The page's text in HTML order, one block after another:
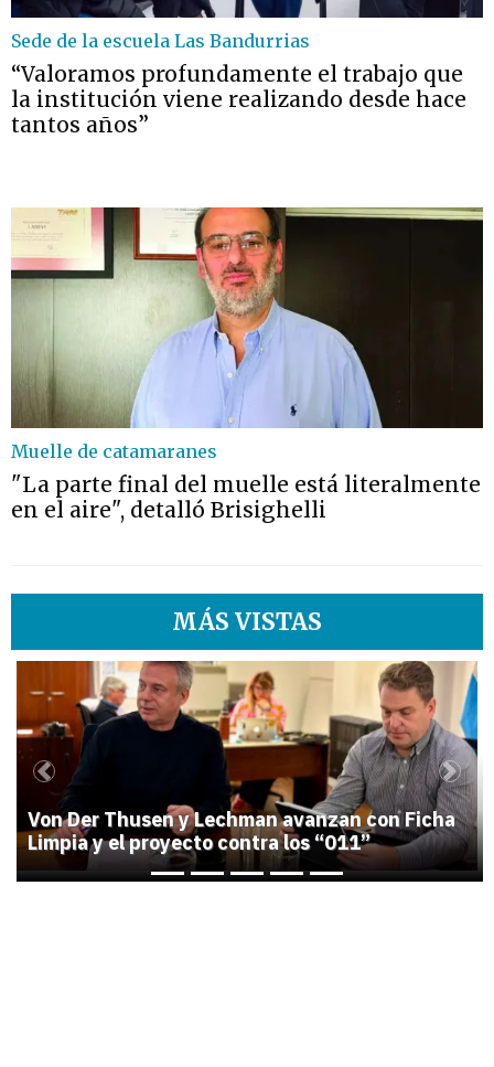
Sede de la escuela Las Bandurrias
“Valoramos profundamente el trabajo que
la institución viene realizando desde hace
tantos años”
Muelle de catamaranes
"La parte final del muelle está literalmente
en el aire", detalló Brisighelli
MÁS VISTAS
1
Von Der Thusen y Lechman avanzan con Ficha
Limpia y el proyecto contra los “011”
Previous Next